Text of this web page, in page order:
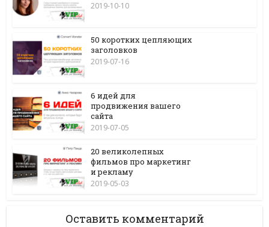
2019-10-10
50 коротких цепляющих
заголовков
2019-07-16
6 идей для
продвижения вашего
сайта
2019-07-05
20 великолепных
фильмов про маркетинг
и рекламу
2019-05-03
Оставить комментарий